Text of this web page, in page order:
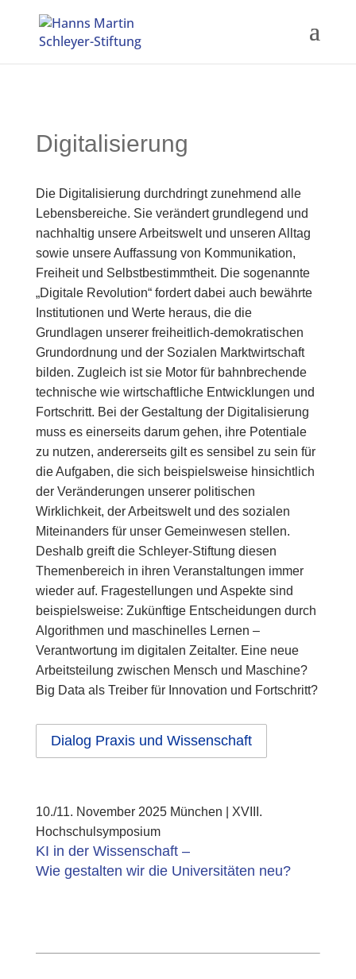
Digitalisierung
Die Digitalisierung durchdringt zunehmend alle
Lebensbereiche. Sie verändert grundlegend und
nachhaltig unsere Arbeitswelt und unseren Alltag
sowie unsere Auffassung von Kommunikation,
Freiheit und Selbstbestimmtheit. Die sogenannte
„Digitale Revolution“ fordert dabei auch bewährte
Institutionen und Werte heraus, die die
Grundlagen unserer freiheitlich-demokratischen
Grundordnung und der Sozialen Marktwirtschaft
bilden. Zugleich ist sie Motor für bahnbrechende
technische wie wirtschaftliche Entwicklungen und
Fortschritt. Bei der Gestaltung der Digitalisierung
muss es einerseits darum gehen, ihre Potentiale
zu nutzen, andererseits gilt es sensibel zu sein für
die Aufgaben, die sich beispielsweise hinsichtlich
der Veränderungen unserer politischen
Wirklichkeit, der Arbeitswelt und des sozialen
Miteinanders für unser Gemeinwesen stellen.
Deshalb greift die Schleyer-Stiftung diesen
Themenbereich in ihren Veranstaltungen immer
wieder auf. Fragestellungen und Aspekte sind
beispielsweise: Zukünftige Entscheidungen durch
Algorithmen und maschinelles Lernen –
Verantwortung im digitalen Zeitalter. Eine neue
Arbeitsteilung zwischen Mensch und Maschine?
Big Data als Treiber für Innovation und Fortschritt?
Dialog Praxis und Wissenschaft
10./11. November 2025 München | XVIII.
Hochschulsymposium
KI in der Wissenschaft –
Wie gestalten wir die Universitäten neu?